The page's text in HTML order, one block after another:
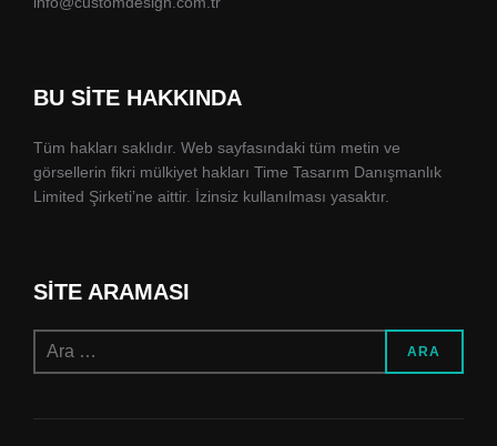
BU SITE HAKKINDA
Tüm hakları saklıdır. Web sayfasındaki tüm metin ve
görsellerin fikri mülkiyet hakları Time Tasarım Danışmanlık
Limited Şirketi’ne aittir. İzinsiz kullanılması yasaktır.
SITE ARAMASI
Aranacak
ARA